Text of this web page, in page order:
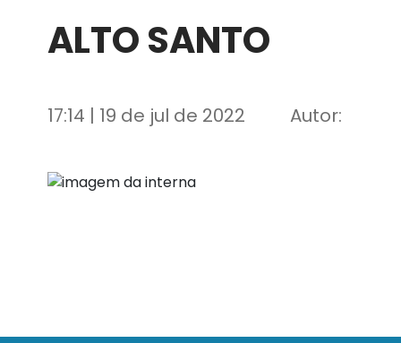
ALTO SANTO
17:14 | 19 de jul de 2022 Autor: